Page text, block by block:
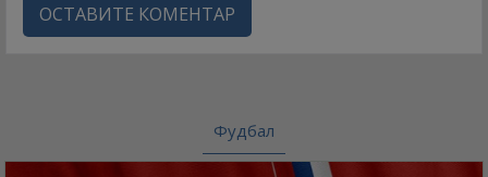
ОСТАВИТЕ КОМЕНТАР
Фудбал